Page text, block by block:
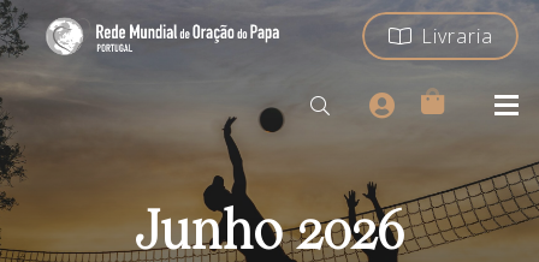
Livraria
Junho 2026